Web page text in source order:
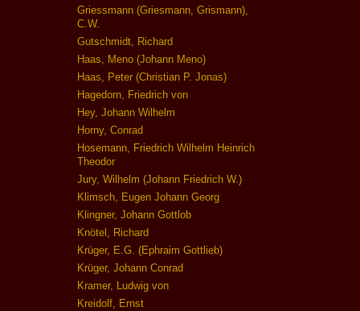
Griessmann (Griesmann, Grismann),
C.W.
Gutschmidt, Richard
Haas, Meno (Johann Meno)
Haas, Peter (Christian P. Jonas)
Hagedorn, Friedrich von
Hey, Johann Wilhelm
Horny, Conrad
Hosemann, Friedrich Wilhelm Heinrich
Theodor
Jury, Wilhelm (Johann Friedrich W.)
Klimsch, Eugen Johann Georg
Klingner, Johann Gottlob
Knötel, Richard
Krüger, E.G. (Ephraim Gottlieb)
Krüger, Johann Conrad
Kramer, Ludwig von
Kreidolf, Ernst